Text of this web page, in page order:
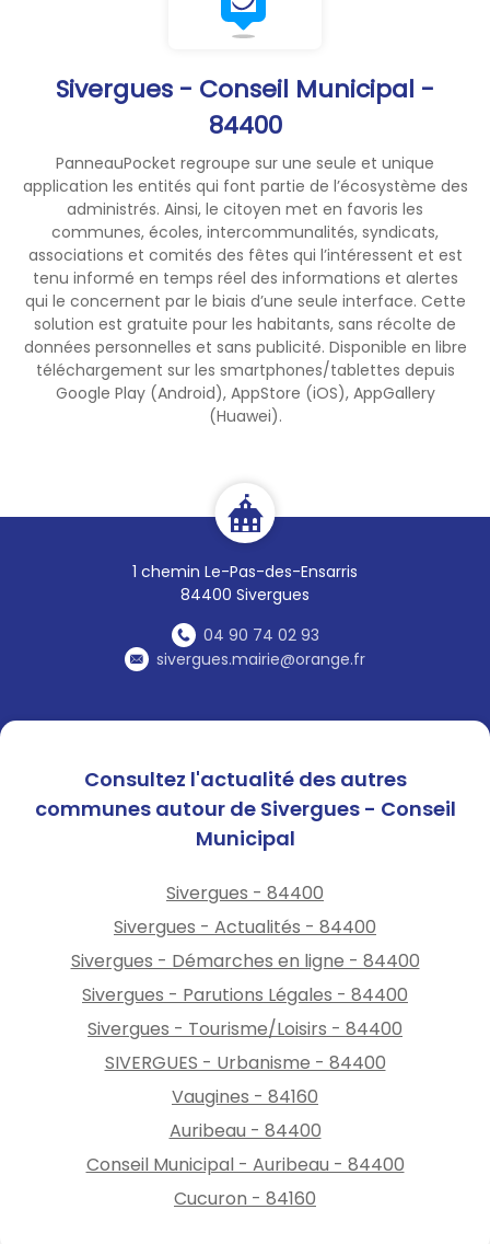
Sivergues - Conseil Municipal -
84400
PanneauPocket regroupe sur une seule et unique
application les entités qui font partie de l’écosystème des
administrés. Ainsi, le citoyen met en favoris les
communes, écoles, intercommunalités, syndicats,
associations et comités des fêtes qui l’intéressent et est
tenu informé en temps réel des informations et alertes
qui le concernent par le biais d’une seule interface. Cette
solution est gratuite pour les habitants, sans récolte de
données personnelles et sans publicité. Disponible en libre
téléchargement sur les smartphones/tablettes depuis
Google Play (Android), AppStore (iOS), AppGallery
(Huawei).
1 chemin Le-Pas-des-Ensarris
84400 Sivergues
04 90 74 02 93
sivergues.mairie@orange.fr
Consultez l'actualité des autres
communes autour de Sivergues - Conseil
Municipal
Sivergues - 84400
Sivergues - Actualités - 84400
Sivergues - Démarches en ligne - 84400
Sivergues - Parutions Légales - 84400
Sivergues - Tourisme/Loisirs - 84400
SIVERGUES - Urbanisme - 84400
Vaugines - 84160
Auribeau - 84400
Conseil Municipal - Auribeau - 84400
Cucuron - 84160